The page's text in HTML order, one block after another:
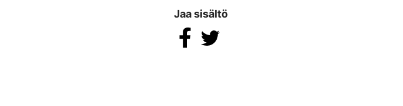
Jaa sisältö
Jaa Facebookissa
Jaa Twitterissä